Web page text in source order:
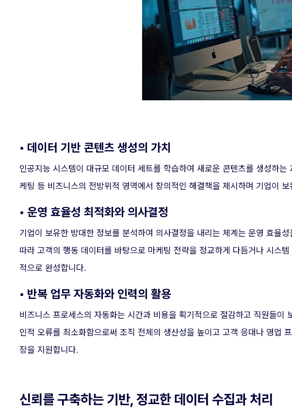
• 데이터 기반 콘텐츠 생성의 가치
인공지능 시스템이 대규모 데이터 세트를 학습하여 새로운 콘텐츠를 생성하
케팅 등 비즈니스의 전방위적 영역에서 창의적인 해결책을 제시하며 기업이
• 운영 효율성 최적화와 의사결정
기업이 보유한 방대한 정보를 분석하여 의사결정을 내리는 체계는 운영 효율
따라 고객의 행동 데이터를 바탕으로 마케팅 전략을 정교하게 다듬거나 시스
적으로 완성합니다.
• 반복 업무 자동화와 인력의 활용
비즈니스 프로세스의 자동화는 시간과 비용을 획기적으로 절감하고 직원들
인적 오류를 최소화함으로써 조직 전체의 생산성을 높이고 고객 응대나 영업
장을 지원합니다.
신뢰를 구축하는 기반, 정교한 데이터 수집과 처리